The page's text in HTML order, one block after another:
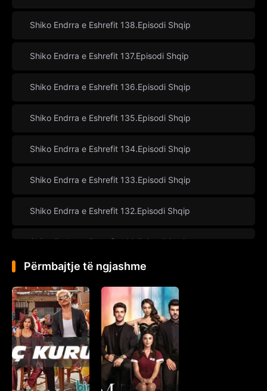
Shiko Endrra e Eshrefit 138.Episodi Shqip
Shiko Endrra e Eshrefit 137.Episodi Shqip
Shiko Endrra e Eshrefit 136.Episodi Shqip
Shiko Endrra e Eshrefit 135.Episodi Shqip
Shiko Endrra e Eshrefit 134.Episodi Shqip
Shiko Endrra e Eshrefit 133.Episodi Shqip
Shiko Endrra e Eshrefit 132.Episodi Shqip
Shiko Endrra e Eshrefit 132.Episodi Shqip
Shiko Endrra e Eshrefit 131.Episodi Shqip
Shiko Endrra e Eshrefit 131.Episodi Shqip
Shiko Endrra e Eshrefit 130.Episodi Shqip
Shiko Endrra e Eshrefit 130.Episodi Shqip
Përmbajtje të ngjashme